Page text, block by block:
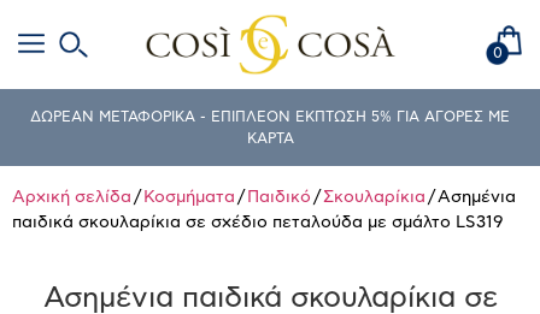
0
ΔΩΡΕΑΝ ΜΕΤΑΦΟΡΙΚΑ - ΕΠΙΠΛΕΟΝ ΕΚΠΤΩΣΗ 5% ΓΙΑ ΑΓΟΡΕΣ ΜΕ
ΚΑΡΤΑ
Αρχική σελίδα / Κοσμήματα / Παιδικό /Σκουλαρίκια / Ασημένια
παιδικά σκουλαρίκια σε σχέδιο πεταλούδα με σμάλτο LS319
Ασημένια παιδικά σκουλαρίκια σε